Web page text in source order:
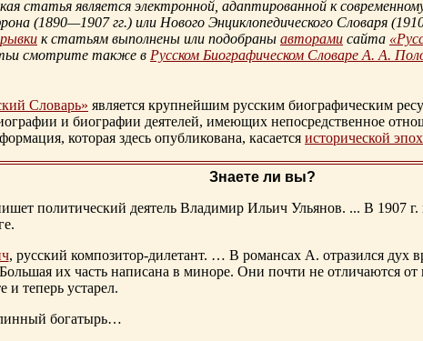
статья является электронной, адаптированной к
(1890—1907 гг.) или Нового Энциклопедического Словаря (
к статьям выполнены или подобраны авторами сайта
смотрите также в Русском Биографическом Словаре А. А.
Словарь» является крупнейшим русским биографическим
и биографии деятелей, имеющих непосредственное
которая здесь опубликована, касается исторической
Знаете ли вы?
политический деятель Владимир Ильич Ульянов. ... В 1907 г.
, русский композитор-дилетант. … В романсах А. отразился дух
их часть написана в миноре. Они почти не отличаются
и теперь устарел.
богатырь…